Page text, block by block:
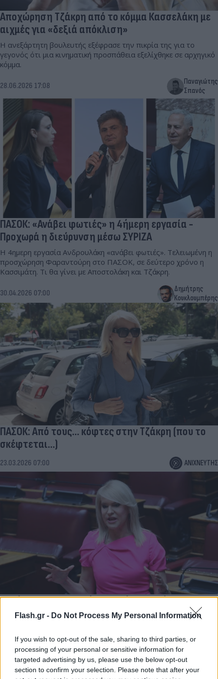
Flash.gr - Do Not Process My Personal Information
If you wish to opt-out of the sale, sharing to third parties, or
processing of your personal or sensitive information for
targeted advertising by us, please use the below opt-out
section to confirm your selection. Please note that after your
Αποχώρηση Τζάκρη από το κόμμα Κασσελάκη με
αιχμές για «δεξιά απόκλιση»
Η ανεξάρτητη βουλευτής εξέφρασε την πικρία της για το
γεγονός ότι μια κινηματική προσπάθεια εξελίχθηκε σε αρχηγικό
κόμμα.
28.06.2026 17:08
Παναγιώτης
Σπανός
ΠΑΣΟΚ: «Ανάβει φωτιές» η 4ήμερη εργασία -
Προχωρά η διεύρυνση μέσω ΣΥΡΙΖΑ
Η 4ημερη εργασία Ανδρουλάκη «ανάβει φωτιές». Τελειωμένη η
προσχώρηση Φαραντούρη στο ΠΑΣΟΚ, σε δεύτερο χρόνο η
Κασσιμάτη. Τι θα γίνει με Αποστολάκη και Τζάκρη.
30.04.2026 07:00
Δημήτρης
Κουκλουμπέρης
ΠΑΣΟΚ: Από τους... κόφτες στην Τζάκρη (που το
σκέφτεται...)
23.03.2026 07:00 ΑΝΙΧΝΕΥΤΗΣ
Το Κίνημα Δημοκρατίας «κλείνει το μάτι» στο
κόμμα Καρυστιανού
ανεξάρτητη βουλευτής Θεοδώρα Τζάκρη, αφήνοντας ανοιχτό
το ενδεχόμενο συνεργασίας του Κινήματος Δημοκρατίας με τη
Μαρία Καρυστιανού.
Συντακτική